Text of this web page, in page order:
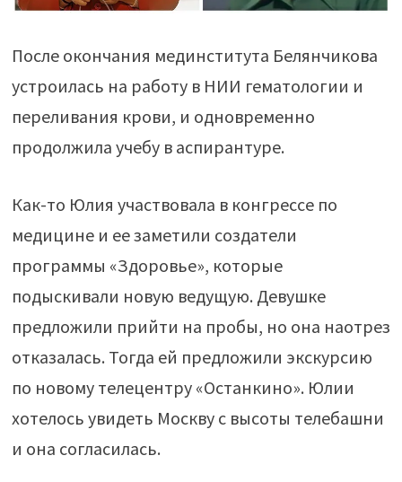
После окончания мединститута Белянчикова
устроилась на работу в НИИ гематологии и
переливания крови, и одновременно
продолжила учебу в аспирантуре.
Как-то Юлия участвовала в конгрессе по
медицине и ее заметили создатели
программы «Здоровье», которые
подыскивали новую ведущую. Девушке
предложили прийти на пробы, но она наотрез
отказалась. Тогда ей предложили экскурсию
по новому телецентру «Останкино». Юлии
хотелось увидеть Москву с высоты телебашни
и она согласилась.